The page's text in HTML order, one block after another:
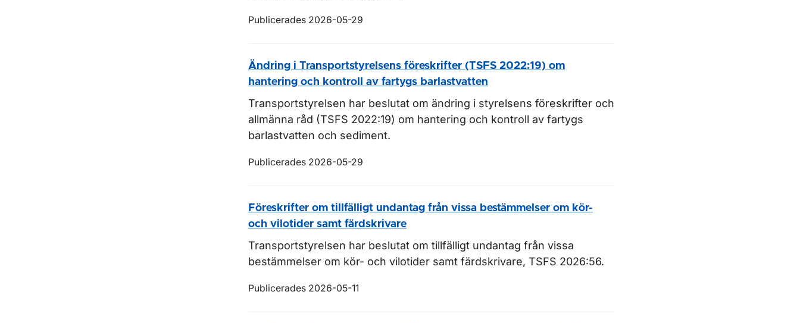
Publicerades 2026-05-29
Ändring i Transportstyrelsens föreskrifter (TSFS 2022:19) om
hantering och kontroll av fartygs barlastvatten
Transportstyrelsen har beslutat om ändring i styrelsens föreskrifter och
allmänna råd (TSFS 2022:19) om hantering och kontroll av fartygs
barlastvatten och sediment.
Publicerades 2026-05-29
Föreskrifter om tillfälligt undantag från vissa bestämmelser om kör-
och vilotider samt färdskrivare
Transportstyrelsen har beslutat om tillfälligt undantag från vissa
bestämmelser om kör- och vilotider samt färdskrivare, TSFS 2026:56.
Publicerades 2026-05-11